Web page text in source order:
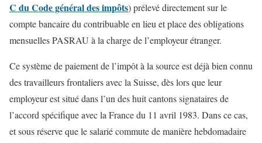
C du Code général des impôts) prélevé directement sur le
compte bancaire du contribuable en lieu et place des obligations
mensuelles PASRAU à la charge de l’employeur étranger.
Ce système de paiement de l’impôt à la source est déjà bien connu
des travailleurs frontaliers avec la Suisse, dès lors que leur
employeur est situé dans l’un des huit cantons signataires de
l’accord spécifique avec la France du 11 avril 1983. Dans ce cas,
et sous réserve que le salarié commute de manière hebdomadaire